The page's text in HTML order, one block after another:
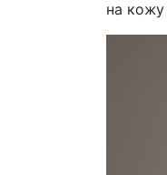
на кожу